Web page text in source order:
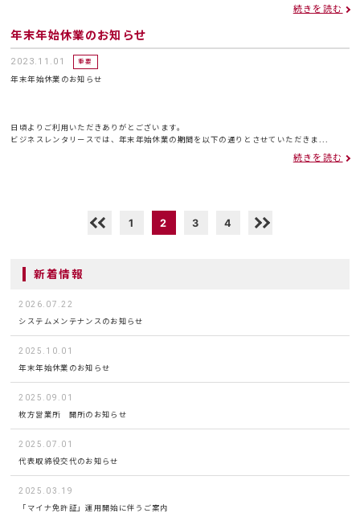
続きを読む
年末年始休業のお知らせ
2023.11.01 重要
年末年始休業のお知らせ
日頃よりご利用いただきありがとございます。
ビジネスレンタリースでは、年末年始休業の期間を以下の通りとさせていただきま...
続きを読む
1 2 3 4
新着情報
2026.07.22
システムメンテナンスのお知らせ
2025.10.01
年末年始休業のお知らせ
2025.09.01
枚方営業所 開所のお知らせ
2025.07.01
代表取締役交代のお知らせ
2025.03.19
「マイナ免許証」運用開始に伴うご案内